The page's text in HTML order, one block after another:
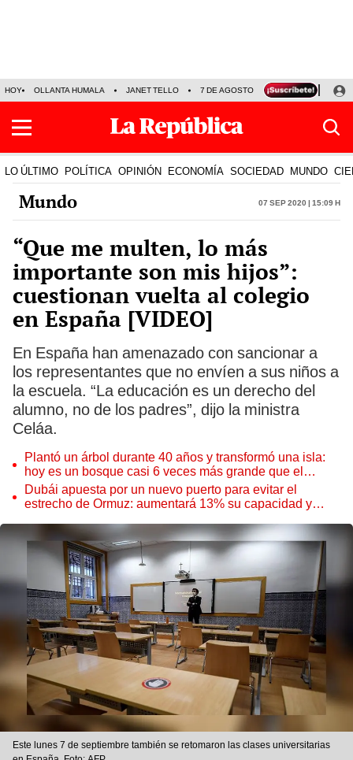
HOY OLLANTA HUMALA JANET TELLO 7 DE AGOSTO TINKA RESULTADOS
LO ÚLTIMO POLÍTICA OPINIÓN ECONOMÍA SOCIEDAD MUNDO
Mundo 07 Sep 2020 | 15:09 h
“Que me multen, lo más
importante son mis hijos”:
cuestionan vuelta al colegio
en España [VIDEO]
En España han amenazado con sancionar a
los representantes que no envíen a sus niños a
la escuela. “La educación es un derecho del
alumno, no de los padres”, dijo la ministra
Celáa.
Plantó un árbol durante 40 años y transformó una isla:
hoy es un bosque casi 6 veces más grande que el
Parque de las Leyendas
Dubái apuesta por un nuevo puerto para evitar el
estrecho de Ormuz: aumentará 13% su capacidad y
Este lunes 7 de septiembre también se retomaron las clases universitarias